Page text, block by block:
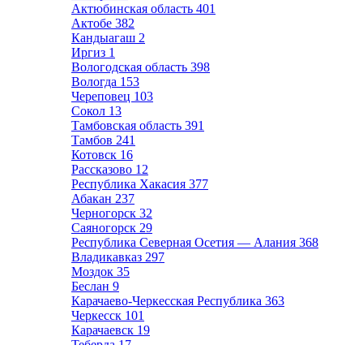
Актюбинская область 401
Актобе 382
Кандыагаш 2
Иргиз 1
Вологодская область 398
Вологда 153
Череповец 103
Сокол 13
Тамбовская область 391
Тамбов 241
Котовск 16
Рассказово 12
Республика Хакасия 377
Абакан 237
Черногорск 32
Саяногорск 29
Республика Северная Осетия — Алания 368
Владикавказ 297
Моздок 35
Беслан 9
Карачаево-Черкесская Республика 363
Черкесск 101
Карачаевск 19